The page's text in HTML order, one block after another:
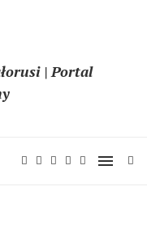
| Portal